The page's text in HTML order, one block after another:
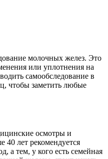
молочных желез. Это
или уплотнения на
самообследование в
чтобы заметить любые
осмотры и
лет рекомендуется
а тем, у кого есть семейная